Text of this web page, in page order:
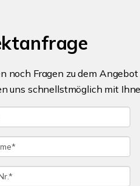
noch Fragen zu dem
uns schnellstmöglich mit